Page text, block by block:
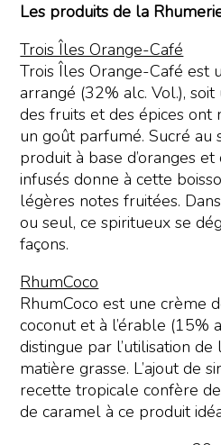
Les produits de la
Trois Îles Orange-Café
Trois Îles Orange-Café est
arrangé (32% alc. Vol.),
des fruits et des épices
un goût parfumé. Sucré au
produit à base d’oranges
infusés donne à cette
légères notes fruitées.
ou seul, ce spiritueux se
façons.
RhumCoco
RhumCoco est une crème
coconut et à l’érable (15%
distingue par l’utilisation de
matière grasse. L’ajout de
recette tropicale confère
de caramel à ce produit